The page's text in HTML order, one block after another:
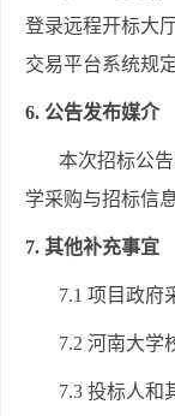
登录远程开标大
交易平台系统规
6. 公告发布媒介
本次招标公
学采购与招标信
7. 其他补充事宜
7.1 项目政府
7.2 河南大学
7.3 投标人和